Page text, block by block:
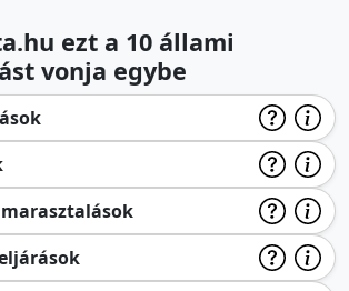
ezt a 10 állami
vonja egybe